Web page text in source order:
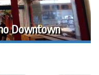
Downtown